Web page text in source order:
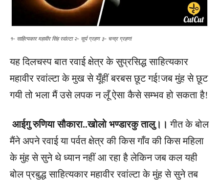
१- साहित्यकार महावीर सिंह रवांल्टा २- सूर्य ग्रहण ३- चन्द्र ग्रहण!
यह दिलचस्प बात रवाई क्षेत्र के सुप्रसिद्ध साहित्यकार
महावीर रवांल्टा के मुख से यूँहीं बरबस छूट गई!जब मुंह से छूट
गयी तो भला मैं उसे लपक न लूँ ऐसा कैसे सम्भव हो सकता है!
आईगु रुणिया सौकारा..खोलो भण्डारकु तालु।। गीत के बोल
मैंने अपने रवाई या पर्वत क्षेत्र की किस गाँव की किस महिला
के मुंह से सुने थे ध्यान नहीं आ रहा है लेकिन जब कल यही
बोल प्रबुद्ध साहित्यकार महावीर रवांल्टा के मुंह से सुने तब